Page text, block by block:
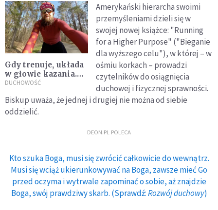
Gdy trenuje, układa
w głowie kazania.
Poznaj "księdza na
DUCHOWOŚĆ
Amerykański hierarcha swoimi
przemyśleniami dzieli się w
swojej nowej książce: "Running
for a Higher Purpose" ("Bieganie
dla wyższego celu"), w której – w
ośmiu korkach – prowadzi
czytelników do osiągnięcia
duchowej i fizycznej sprawności.
Biskup uważa, że jednej i drugiej nie można od siebie
oddzielić.
DEON.PL POLECA
Kto szuka Boga, musi się zwrócić całkowicie do wewnątrz.
Musi się wciąż ukierunkowywać na Boga, zawsze mieć Go
przed oczyma i wytrwale zapominać o sobie, aż znajdzie
Boga, swój prawdziwy skarb. (Sprawdź:Rozwój duchowy)